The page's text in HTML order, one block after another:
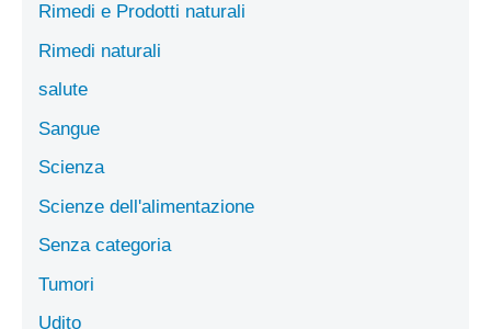
Rimedi e Prodotti naturali
Rimedi naturali
salute
Sangue
Scienza
Scienze dell'alimentazione
Senza categoria
Tumori
Udito